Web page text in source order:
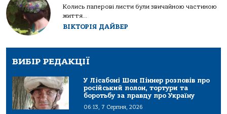
Колись паперові листи були звичайною частиною
життя...
ВІКТОРІЯ ДАЙВЕР
ВИБІР РЕДАКЦІЇ
У Лісабоні Шон Піннер розповів про
російський полон, тортури та
боротьбу за правду про Україну
06:13, 7 Серпня, 2026